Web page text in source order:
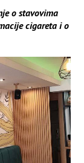
o stavovima
cigareta i o